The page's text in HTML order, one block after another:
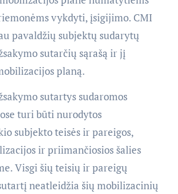
vykdyti, įsigijimo. CMI
pavaldžių subjektų sudarytų
sutarčių sąrašą ir jį
planą.
sutartys sudaromos
turi būti nurodytos
subjekto teisės ir pareigos,
ir priimančiosios šalies
Visgi šių teisių ir pareigų
neatleidžia šių mobilizacinių